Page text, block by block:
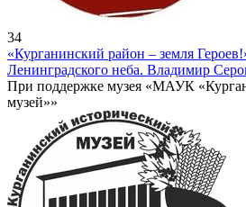
34
«Курганинский район – земля
Ленинградского неба. Владимир
При поддержке музея «МАУК
музей»»